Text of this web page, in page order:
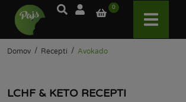
0
Domov / Recepti / Avokado
LCHF & KETO RECEPTI